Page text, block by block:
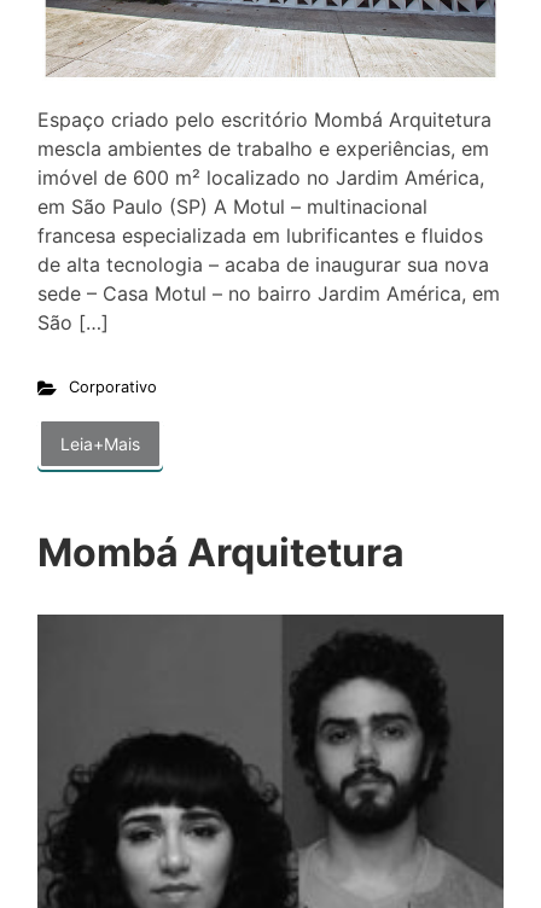
Espaço criado pelo escritório Mombá Arquitetura
mescla ambientes de trabalho e experiências, em
imóvel de 600 m² localizado no Jardim América,
em São Paulo (SP) A Motul – multinacional
francesa especializada em lubrificantes e fluidos
de alta tecnologia – acaba de inaugurar sua nova
sede – Casa Motul – no bairro Jardim América, em
São […]
Corporativo
Leia+Mais
Mombá Arquitetura